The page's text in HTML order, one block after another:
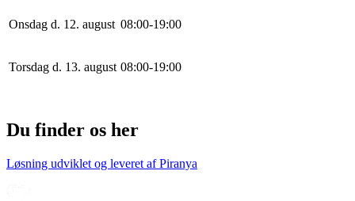
Onsdag d. 12. august 08:00-19:00
Torsdag d. 13. august 08:00-19:00
Du finder os her
Løsning udviklet og leveret afPiranya